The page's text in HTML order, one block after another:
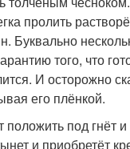
пролить
Буквально
того, что
И осторожно
его плёнкой.
под гнёт
и приобретёт